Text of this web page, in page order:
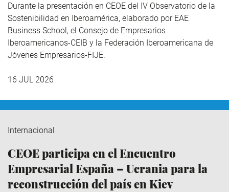
Durante la presentación en CEOE del IV Observatorio de la
Sostenibilidad en Iberoamérica, elaborado por EAE
Business School, el Consejo de Empresarios
Iberoamericanos-CEIB y la Federación Iberoamericana de
Jóvenes Empresarios-FIJE.
16 JUL 2026
Internacional
CEOE participa en el Encuentro
Empresarial España – Ucrania para la
reconstrucción del país en Kiev